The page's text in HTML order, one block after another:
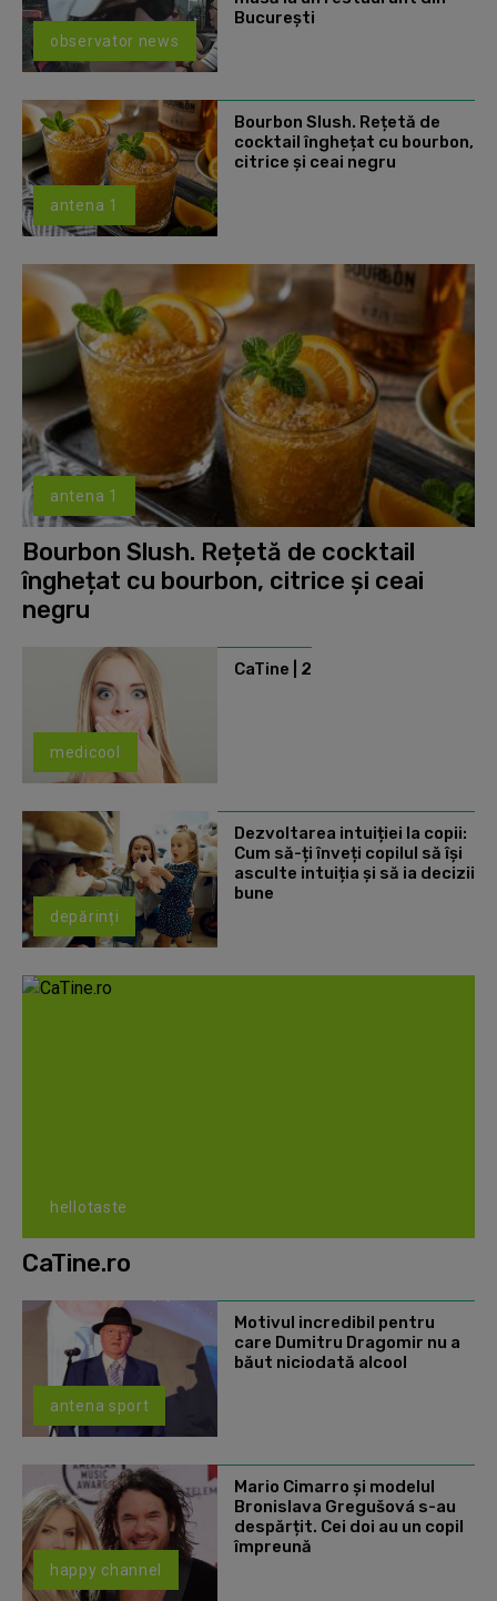
observator news
Bucureşti
antena 1
Bourbon Slush. Rețetă de
cocktail înghețat cu bourbon,
citrice și ceai negru
antena 1
Bourbon Slush. Rețetă de cocktail
înghețat cu bourbon, citrice și ceai
negru
medicool
CaTine | 2
depărinți
Dezvoltarea intuiției la copii:
Cum să-ți înveți copilul să își
asculte intuiția și să ia decizii
bune
hellotaste
CaTine.ro
antena sport
Motivul incredibil pentru
care Dumitru Dragomir nu a
băut niciodată alcool
happy channel
Mario Cimarro și modelul
Bronislava Gregušová s-au
despărțit. Cei doi au un copil
împreună